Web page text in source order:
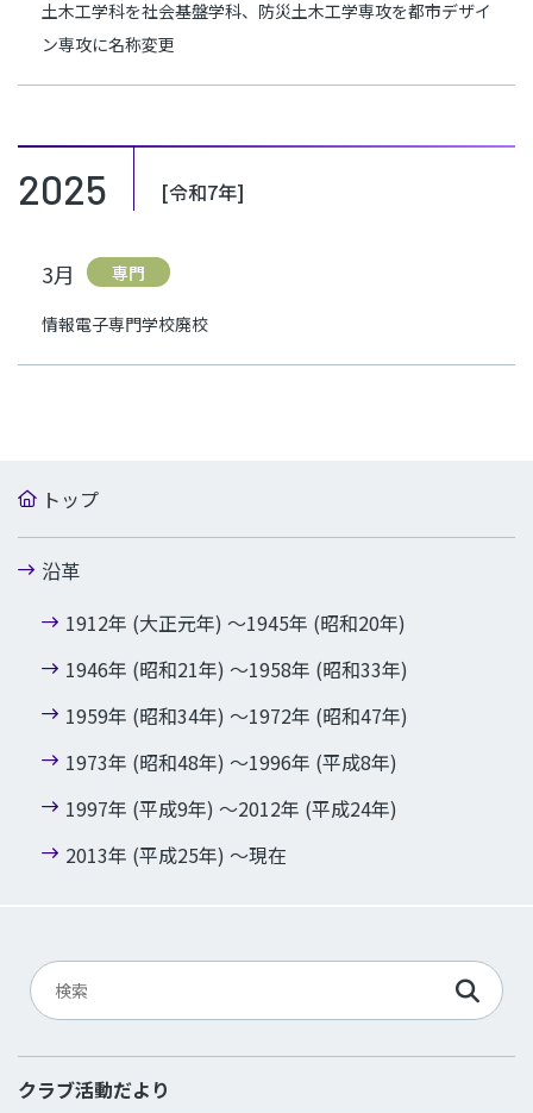
土木工学科を社会基盤学科、防災土木工学専攻を都市デザイ
ン専攻に名称変更
2025 [令和7年]
3月 専門
情報電子専門学校廃校
トップ
沿革
1912年 (大正元年) ～1945年 (昭和20年)
1946年 (昭和21年) ～1958年 (昭和33年)
1959年 (昭和34年) ～1972年 (昭和47年)
1973年 (昭和48年) ～1996年 (平成8年)
1997年 (平成9年) ～2012年 (平成24年)
2013年 (平成25年) ～現在
クラブ活動だより